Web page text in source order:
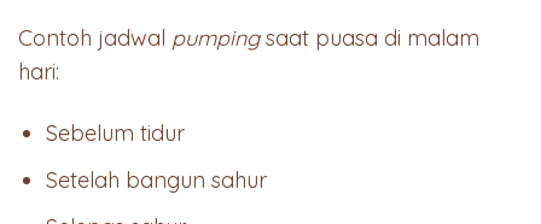
Contoh jadwal pumpingsaat puasa di malam
hari:
Sebelum tidur
Setelah bangun sahur